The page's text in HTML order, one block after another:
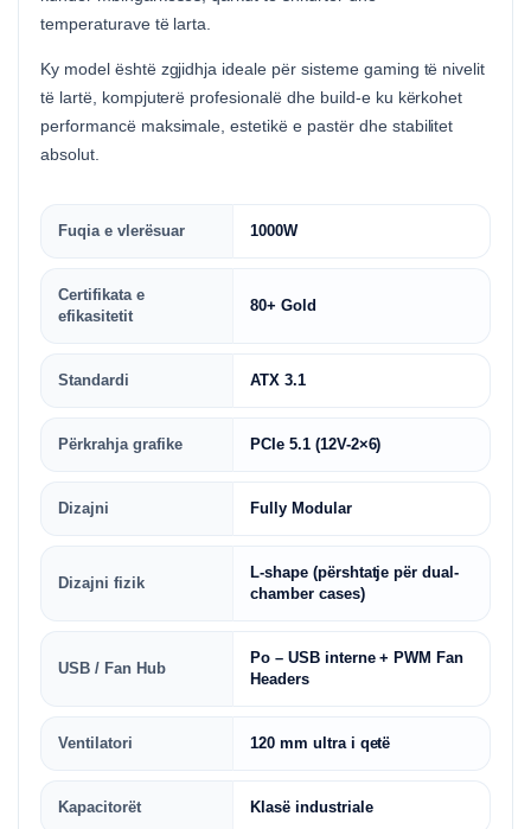
temperaturave të larta.
Ky model është zgjidhja ideale për sisteme gaming të nivelit
të lartë, kompjuterë profesionalë dhe build-e ku kërkohet
performancë maksimale, estetikë e pastër dhe stabilitet
absolut.
Fuqia e vlerësuar 1000W
Certifikata e
efikasitetit
80+ Gold
Standardi ATX 3.1
Përkrahja grafike PCIe 5.1 (12V-2×6)
Dizajni Fully Modular
Dizajni fizik
L-shape (përshtatje për dual-
chamber cases)
USB / Fan Hub
Po – USB interne + PWM Fan
Headers
Ventilatori 120 mm ultra i qetë
Kapacitorët Klasë industriale